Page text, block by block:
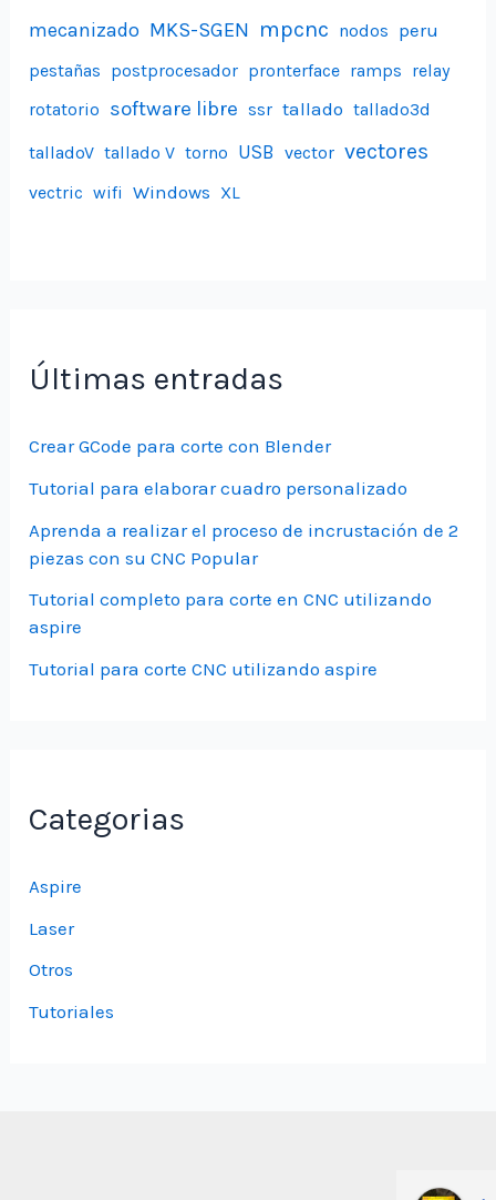
mecanizado MKS-SGEN mpcnc nodos peru
pestañas postprocesador pronterface ramps relay
rotatorio software libre ssr tallado tallado3d
talladoV tallado V torno USB vector vectores
vectric wifi Windows XL
Últimas entradas
Crear GCode para corte con Blender
Tutorial para elaborar cuadro personalizado
Aprenda a realizar el proceso de incrustación de 2
piezas con su CNC Popular
Tutorial completo para corte en CNC utilizando
aspire
Tutorial para corte CNC utilizando aspire
Categorias
Aspire
Laser
Otros
Tutoriales